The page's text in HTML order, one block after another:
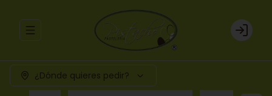
Abrir menu de navegación Login
¿Dónde quieres pedir?